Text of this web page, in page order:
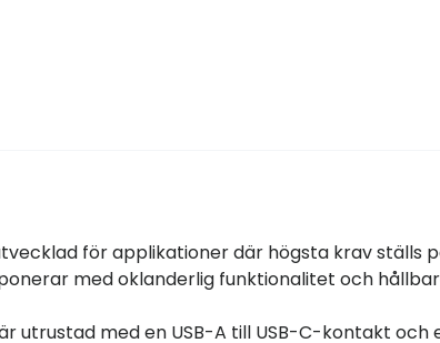
för applikationer där högsta krav ställs
med oklanderlig funktionalitet och
utrustad med en USB-A till USB-C-kontakt och